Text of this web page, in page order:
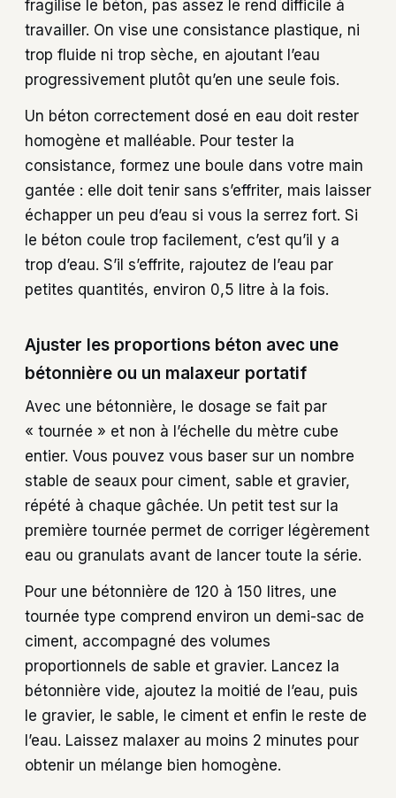
fragilise le béton, pas assez le rend difficile à
travailler. On vise une consistance plastique, ni
trop fluide ni trop sèche, en ajoutant l’eau
progressivement plutôt qu’en une seule fois.
Un béton correctement dosé en eau doit rester
homogène et malléable. Pour tester la
consistance, formez une boule dans votre main
gantée : elle doit tenir sans s’effriter, mais laisser
échapper un peu d’eau si vous la serrez fort. Si
le béton coule trop facilement, c’est qu’il y a
trop d’eau. S’il s’effrite, rajoutez de l’eau par
petites quantités, environ 0,5 litre à la fois.
Ajuster les proportions béton avec une
bétonnière ou un malaxeur portatif
Avec une bétonnière, le dosage se fait par
« tournée » et non à l’échelle du mètre cube
entier. Vous pouvez vous baser sur un nombre
stable de seaux pour ciment, sable et gravier,
répété à chaque gâchée. Un petit test sur la
première tournée permet de corriger légèrement
eau ou granulats avant de lancer toute la série.
Pour une bétonnière de 120 à 150 litres, une
tournée type comprend environ un demi-sac de
ciment, accompagné des volumes
proportionnels de sable et gravier. Lancez la
bétonnière vide, ajoutez la moitié de l’eau, puis
le gravier, le sable, le ciment et enfin le reste de
l’eau. Laissez malaxer au moins 2 minutes pour
obtenir un mélange bien homogène.